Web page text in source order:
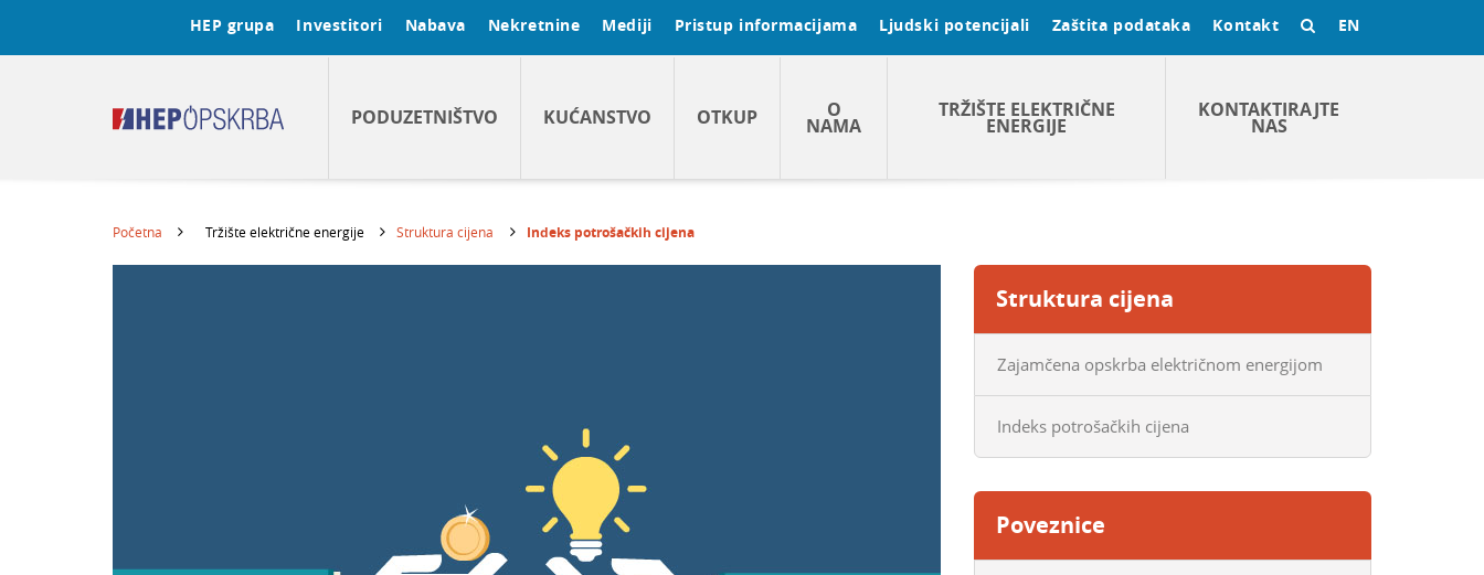
HEP grupa Investitori Nabava Nekretnine Mediji Pristup informacijama Ljudski potencijali Zaštita podataka Kontakt EN
PODUZETNIŠTVO KUĆANSTVO OTKUP O
NAMA
TRŽIŠTE ELEKTRIČNE
ENERGIJE
KONTAKTIRAJTE
NAS
Početna Tržište električne energije Struktura cijena Indeks potrošačkih cijena
Struktura cijena
Zajamčena opskrba električnom energijom
Indeks potrošačkih cijena
Poveznice